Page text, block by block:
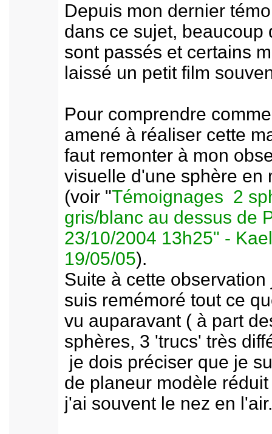
Depuis mon dernier
dans ce sujet, beaucoup
sont passés et certains
laissé un petit film
Pour comprendre
amené à réaliser cette
faut remonter à mon
visuelle d'une sphère en
(voir "Témoignages 2
gris/blanc au dessus de
23/10/2004 13h25" -
19/05/05).
Suite à cette observation
suis remémoré tout ce
vu auparavant ( à part
sphères, 3 'trucs' très
je dois préciser que je
de planeur modèle
j'ai souvent le nez en l'air.